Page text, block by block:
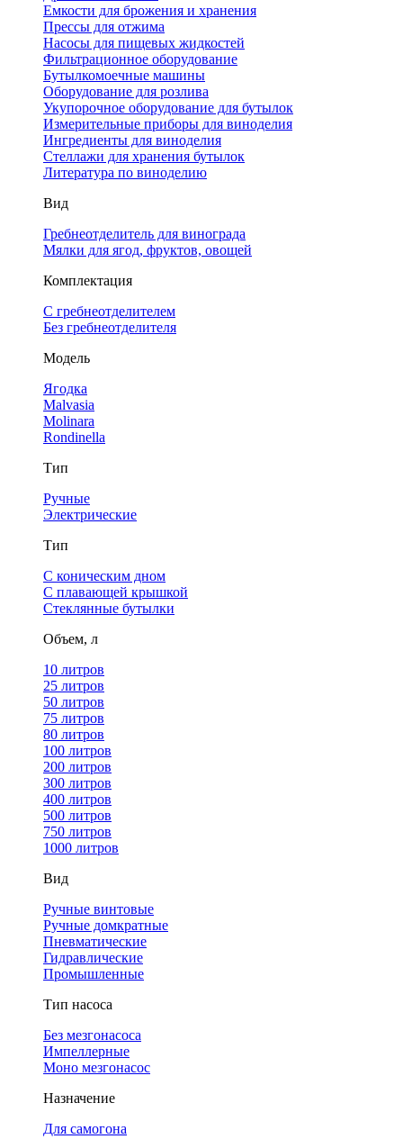
Емкости для брожения и хранения
Прессы для отжима
Насосы для пищевых жидкостей
Фильтрационное оборудование
Бутылкомоечные машины
Оборудование для розлива
Укупорочное оборудование для бутылок
Измерительные приборы для виноделия
Ингредиенты для виноделия
Стеллажи для хранения бутылок
Литература по виноделию
Вид
Гребнеотделитель для винограда
Мялки для ягод, фруктов, овощей
Комплектация
С гребнеотделителем
Без гребнеотделителя
Модель
Ягодка
Malvasia
Molinara
Rondinella
Тип
Ручные
Электрические
Тип
С коническим дном
С плавающей крышкой
Стеклянные бутылки
Объем, л
10 литров
25 литров
50 литров
75 литров
80 литров
100 литров
200 литров
300 литров
400 литров
500 литров
750 литров
1000 литров
Вид
Ручные винтовые
Ручные домкратные
Пневматические
Гидравлические
Промышленные
Тип насоса
Без мезгонасоса
Импеллерные
Моно мезгонасос
Назначение
Для самогона